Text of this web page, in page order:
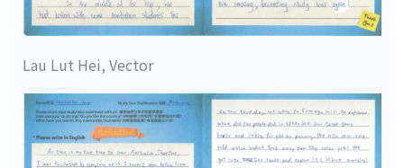
Lau Lut Hei, Vector